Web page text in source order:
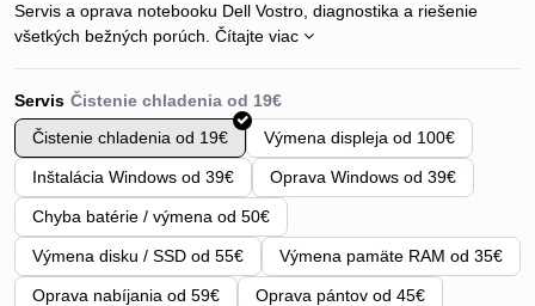
Servis a oprava notebooku Dell Vostro, diagnostika a riešenie
všetkých bežných porúch. Čítajte viac
Servis
Čistenie chladenia od 19€
Výmena displeja od 100€
Inštalácia Windows od 39€ Oprava Windows od 39€
Chyba batérie / výmena od 50€
Výmena disku / SSD od 55€ Výmena pamäte RAM od 35€
Oprava nabíjania od 59€ Oprava pántov od 45€